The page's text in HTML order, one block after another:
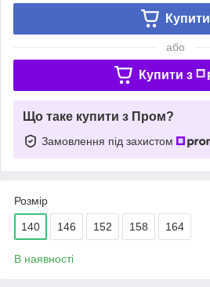
Купити
або
Купити з
Що таке купити з Пром?
Замовлення під захистом
Розмір
140 146 152 158 164
В наявності